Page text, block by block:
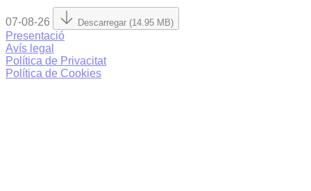
07-08-26 Descarregar (14.95 MB)
Presentació
Avís legal
Política de Privacitat
Política de Cookies